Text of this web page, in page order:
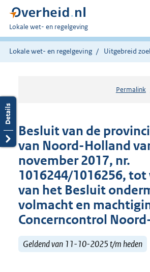
U
bent
hier:
Lokale wet- en regelgeving
Lokale wet- en regelgeving Uitgebreid
Permalink
Besluit van de
van Noord-Holland
november 2017, nr.
1016244/1016256,
van het Besluit
volmacht en
Concerncontrol
Geldend van 11-10-2025 t/m heden